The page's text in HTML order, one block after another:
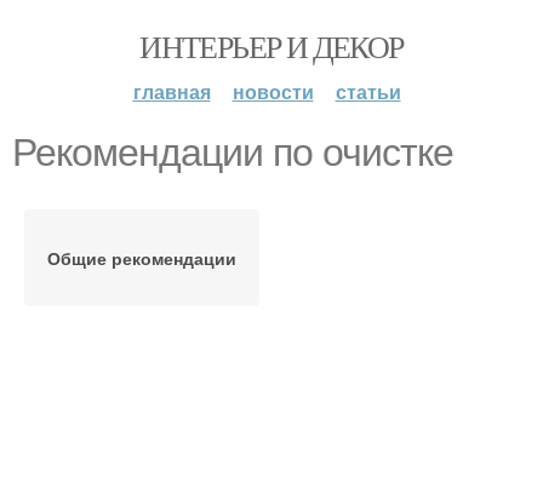
ИНТЕРЬЕР И ДЕКОР
главная новости статьи
Рекомендации по очистке
Общие рекомендации